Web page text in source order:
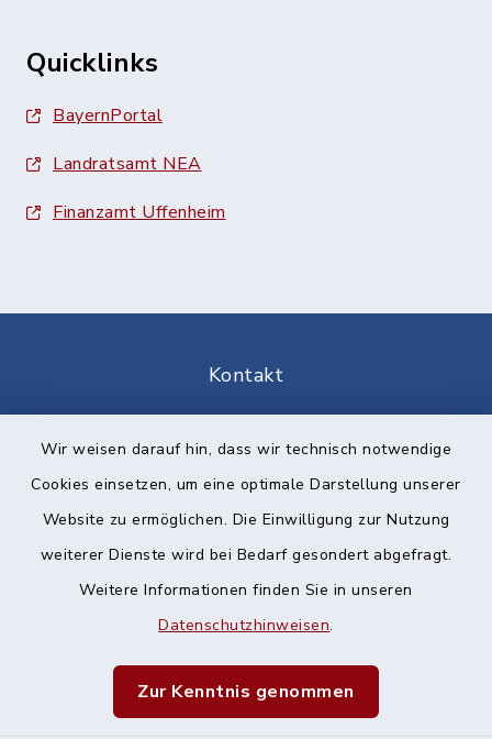
Wir weisen darauf hin, dass wir technisch notwendige
Cookies einsetzen, um eine optimale Darstellung unserer
Website zu ermöglichen. Die Einwilligung zur Nutzung
weiterer Dienste wird bei Bedarf gesondert abgefragt.
Weitere Informationen finden Sie in unseren
Datenschutzhinweisen.
Zur Kenntnis genommen
Quicklinks
BayernPortal
Landratsamt NEA
Finanzamt Uffenheim
Kontakt
Datenschutz
Impressum
Sitemap
Cookie-Einstellungen